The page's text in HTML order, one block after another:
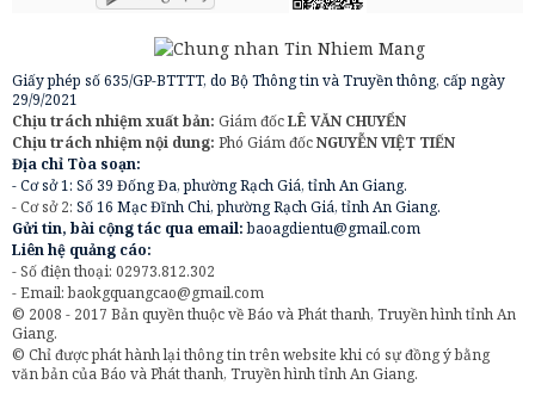
Giấy phép số 635/GP-BTTTT, do Bộ Thông tin và Truyền thông, cấp ngày
29/9/2021
Chịu trách nhiệm xuất bản: Giám đốcLÊ VĂN CHUYỂN
Chịu trách nhiệm nội dung: Phó Giám đốcNGUYỄN VIỆT TIẾN
Địa chỉ Tòa soạn:
- Cơ sở 1: Số 39 Đống Đa, phường Rạch Giá, tỉnh An Giang.
- Cơ sở 2: Số 16 Mạc Đĩnh Chi, phường Rạch Giá, tỉnh An Giang.
Gửi tin, bài cộng tác qua email:baoagdientu@gmail.com
Liên hệ quảng cáo:
- Số điện thoại: 02973.812.302
- Email:baokgquangcao@gmail.com
© 2008 - 2017 Bản quyền thuộc về Báo và Phát thanh, Truyền hình tỉnh An
Giang.
© Chỉ được phát hành lại thông tin trên website khi có sự đồng ý bằng
văn bản của Báo và Phát thanh, Truyền hình tỉnh An Giang.